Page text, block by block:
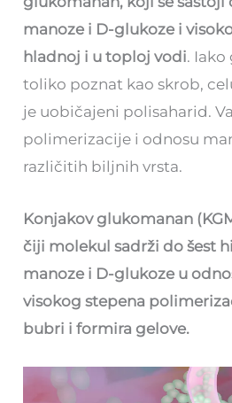
manoze i D-glukoze i
hladnoj i u toploj vodi.
toliko poznat kao skrob,
je uobičajeni polisaharid.
polimerizacije i odnosu
različitih biljnih vrsta.
Konjakov glukomanan
čiji molekul sadrži do šest
manoze i D-glukoze u
visokog stepena
bubri i formira gelove.